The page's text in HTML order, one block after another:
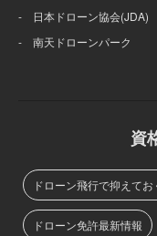
- 日本ドローン協会(JDA)
- 南天ドローンパーク
資
ドローン飛行で抑えて
ドローン免許最新情報